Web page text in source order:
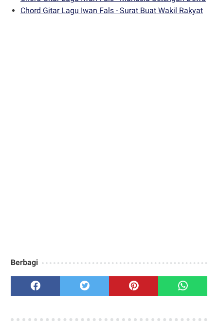
Chord Gitar Lagu Iwan Fals - Surat Buat Wakil Rakyat
Berbagi